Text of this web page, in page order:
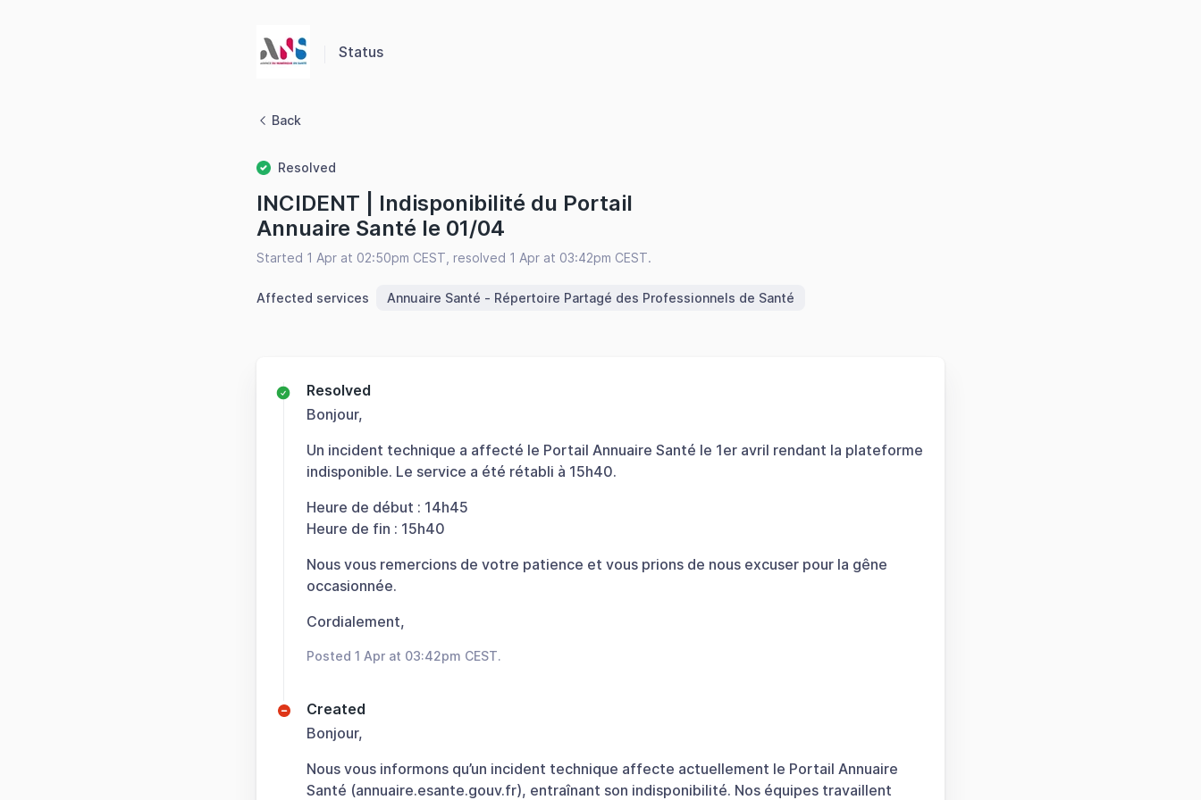
Status
Back
Resolved
INCIDENT | Indisponibilité du Portail
Annuaire Santé le 01/04
Started 1 Apr at 02:50pm CEST, resolved 1 Apr at 03:42pm CEST.
Affected services Annuaire Santé - Répertoire Partagé des Professionnels de Santé
Resolved
Bonjour,
Un incident technique a affecté le Portail Annuaire Santé le 1er avril rendant la plateforme
indisponible. Le service a été rétabli à 15h40.
Heure de début : 14h45
Heure de fin : 15h40
Nous vous remercions de votre patience et vous prions de nous excuser pour la gêne
occasionnée.
Cordialement,
Posted 1 Apr at 03:42pm CEST.
Created
Bonjour,
Nous vous informons qu’un incident technique affecte actuellement le Portail Annuaire
Santé (annuaire.esante.gouv.fr), entraînant son indisponibilité. Nos équipes travaillent